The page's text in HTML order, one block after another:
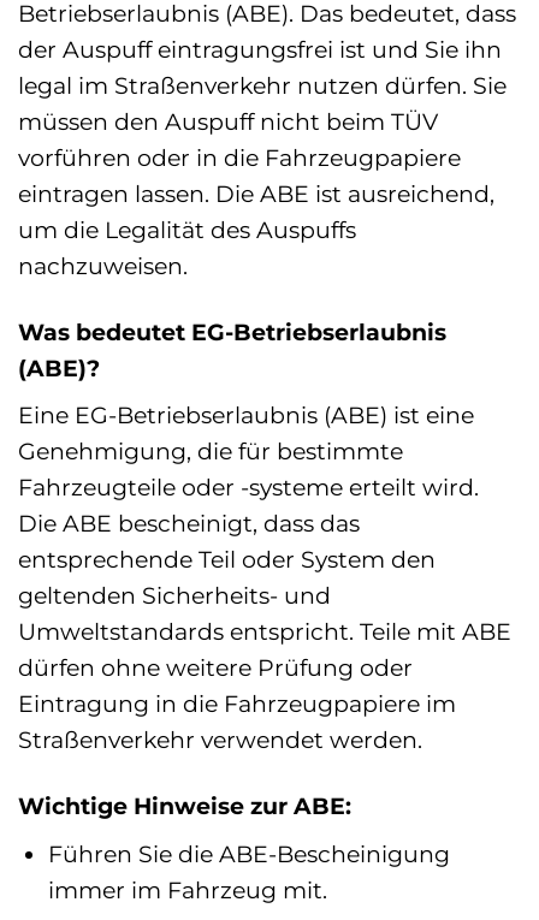
Betriebserlaubnis (ABE). Das bedeutet, dass
der Auspuff eintragungsfrei ist und Sie ihn
legal im Straßenverkehr nutzen dürfen. Sie
müssen den Auspuff nicht beim TÜV
vorführen oder in die Fahrzeugpapiere
eintragen lassen. Die ABE ist ausreichend,
um die Legalität des Auspuffs
nachzuweisen.
Was bedeutet EG-Betriebserlaubnis
(ABE)?
Eine EG-Betriebserlaubnis (ABE) ist eine
Genehmigung, die für bestimmte
Fahrzeugteile oder -systeme erteilt wird.
Die ABE bescheinigt, dass das
entsprechende Teil oder System den
geltenden Sicherheits- und
Umweltstandards entspricht. Teile mit ABE
dürfen ohne weitere Prüfung oder
Eintragung in die Fahrzeugpapiere im
Straßenverkehr verwendet werden.
Wichtige Hinweise zur ABE:
Führen Sie die ABE-Bescheinigung
immer im Fahrzeug mit.